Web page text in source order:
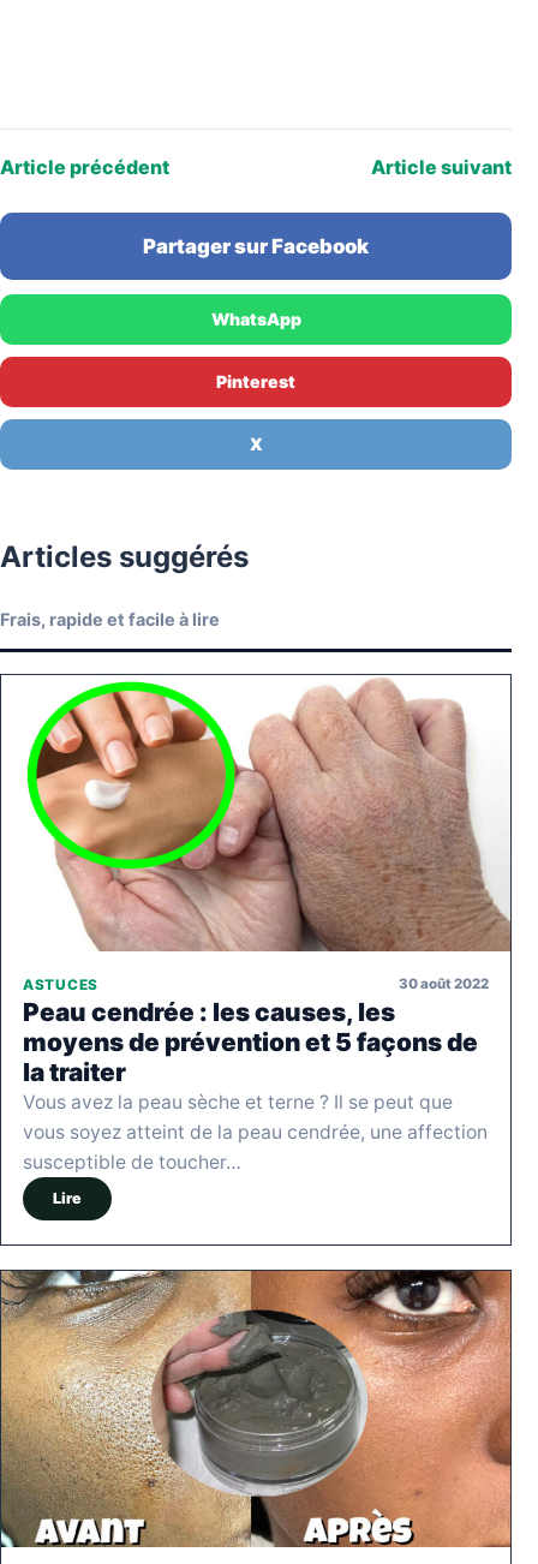
Article précédent Article suivant
Partager sur Facebook
WhatsApp
Pinterest
X
Articles suggérés
Frais, rapide et facile à lire
ASTUCES 30 août 2022
Peau cendrée : les causes, les
moyens de prévention et 5 façons de
la traiter
Vous avez la peau sèche et terne ? Il se peut que
vous soyez atteint de la peau cendrée, une affection
susceptible de toucher…
Lire